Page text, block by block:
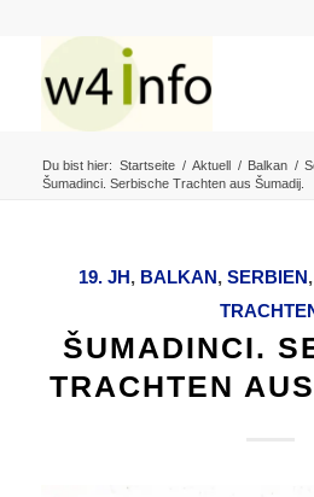
Du bist hier: Startseite / Aktuell / Balkan /
Šumadinci. Serbische Trachten aus Šumadij.
19. JH, BALKAN, SERBIEN,
ŠUMADINCI.
TRACHTEN